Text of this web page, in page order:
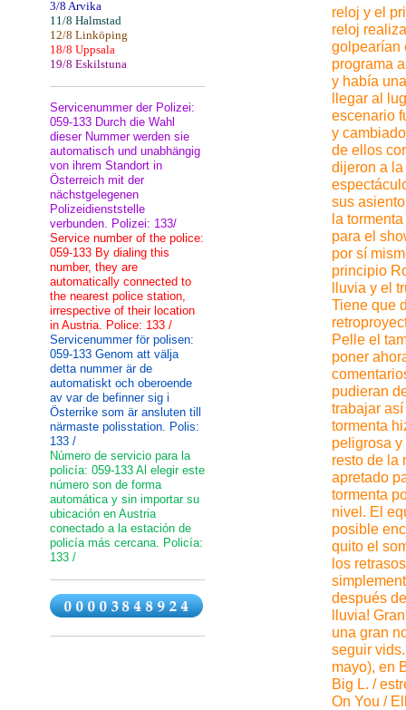
reloj y el
reloj
golpearían
programa
y había
llegar al
escenario
y
de ellos
dijeron a
sus
la
para el
por sí
principio
lluvia y el
Tiene que
Pelle el
poner
pudieran
trabajar
tormenta
peligrosa
resto de la
apretado
tormenta
nivel. El
posible
quito el
los
después
lluvia!
una gran
seguir
mayo), en
Big L. /
On You /
3/8 Arvika
11/8 Halmstad
12/8 Linköping
18/8 Uppsala
19/8 Eskilstuna
Servicenummer der Polizei:
059-133 Durch die Wahl
dieser Nummer werden sie
automatisch und unabhängig
von ihrem Standort in
Österreich mit der
nächstgelegenen
Polizeidienststelle
verbunden. Polizei: 133/
Service number of the police:
059-133 By dialing this
number, they are
automatically connected to
the nearest police station,
irrespective of their location
in Austria. Police: 133 /
Servicenummer för polisen:
059-133 Genom att välja
detta nummer är de
automatiskt och oberoende
av var de befinner sig i
Österrike som är ansluten till
närmaste polisstation. Polis:
133 /
Número de servicio para la
policía: 059-133 Al elegir este
número son de forma
automática y sin importar su
ubicación en Austria
conectado a la estación de
policía más cercana. Policía:
133 /